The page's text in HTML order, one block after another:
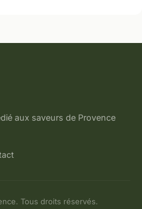
aux saveurs de Provence
Tous droits réservés.